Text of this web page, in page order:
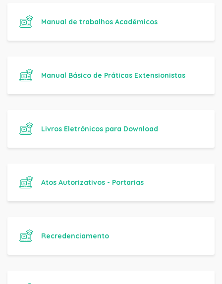
Manual de trabalhos Acadêmicos
Manual Básico de Práticas Extensionistas
Livros Eletrônicos para Download
Atos Autorizativos - Portarias
Recredenciamento